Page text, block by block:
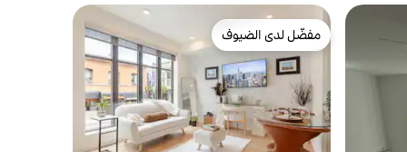
مفضّل لدى الضيوف
مفضّل لدى الضيوف